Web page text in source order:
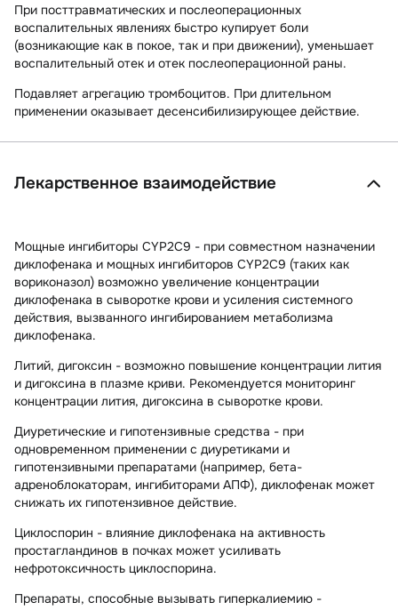
При посттравматических и послеоперационных
воспалительных явлениях быстро купирует боли
(возникающие как в покое, так и при движении), уменьшает
воспалительный отек и отек послеоперационной раны.
Подавляет агрегацию тромбоцитов. При длительном
применении оказывает десенсибилизирующее действие.
Лекарственное взаимодействие
Мощные ингибиторы CYP2C9 - при совместном назначении
диклофенака и мощных ингибиторов CYP2C9 (таких как
вориконазол) возможно увеличение концентрации
диклофенака в сыворотке крови и усиления системного
действия, вызванного ингибированием метаболизма
диклофенака.
Литий, дигоксин - возможно повышение концентрации лития
и дигоксина в плазме криви. Рекомендуется мониторинг
концентрации лития, дигоксина в сыворотке крови.
Диуретические и гипотензивные средства - при
одновременном применении с диуретиками и
гипотензивными препаратами (например, бета-
адреноблокаторам, ингибиторами АПФ), диклофенак может
снижать их гипотензивное действие.
Циклоспорин - влияние диклофенака на активность
простагландинов в почках может усиливать
нефротоксичность циклоспорина.
Препараты, способные вызывать гиперкалиемию -